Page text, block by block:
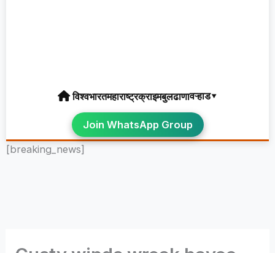
विश्वभारतमहाराष्ट्रक्राइमबुलढाणावऱ्हाड▾
Join WhatsApp Group
[breaking_news]